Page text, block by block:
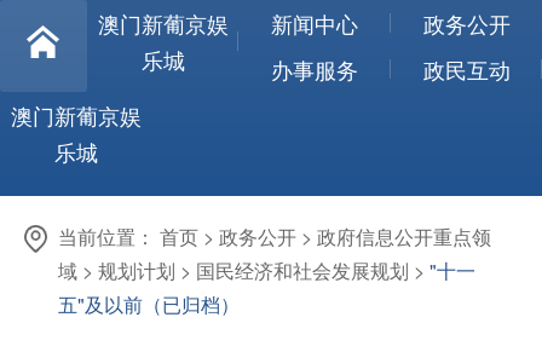
澳门新葡京娱
乐城
新闻中心
政务公开
办事服务
政民互动
澳门新葡京娱
乐城
当前位置： 首页 > 政务公开 > 政府信息公开重点领
域 > 规划计划 > 国民经济和社会发展规划 > "十一
五"及以前（已归档）